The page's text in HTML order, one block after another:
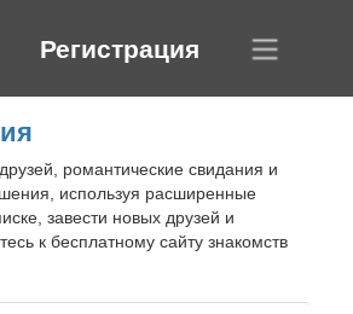
Регистрация
романтические свидания и
используя расширенные
завести новых друзей и
к бесплатному сайту знакомств